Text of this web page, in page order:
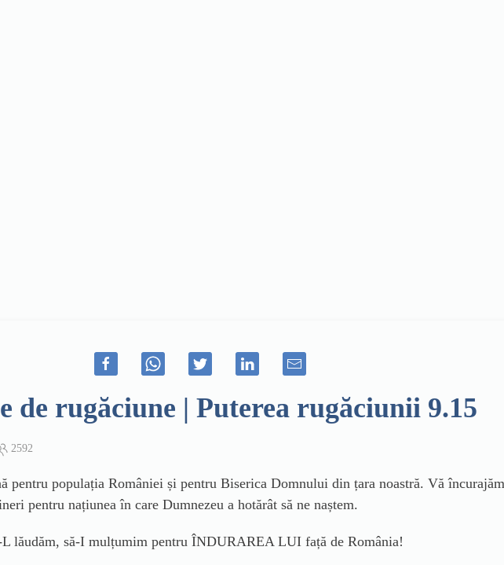
de rugăciune | Puterea rugăciunii 9.15
2592
pentru populația României și pentru Biserica Domnului din țara noastră. Vă
pentru națiunea în care Dumnezeu a hotărât să ne naștem.
lăudăm, să-I mulțumim pentru ÎNDURAREA LUI față de România!